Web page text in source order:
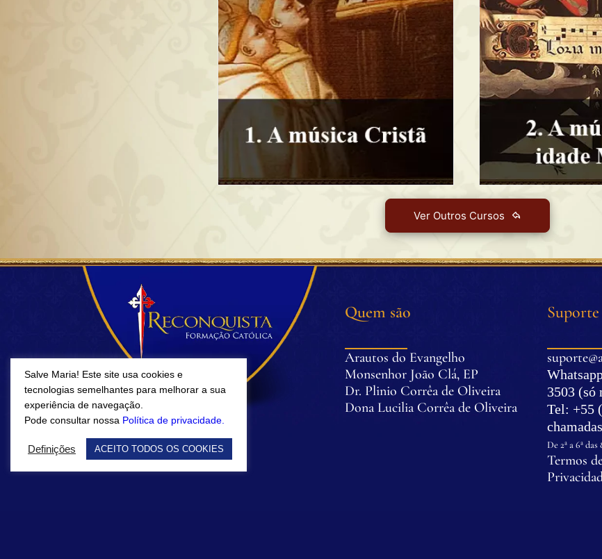
Ver Outros Cursos
Quem são
Arautos do Evangelho
Monsenhor João Clá, EP
Dr. Plinio Corrêa de Oliveira
Dona Lucilia Corrêa de Oliveira
Suporte
3503 (só
Tel: +55
De 2ª a 6ª
Termos
Salve Maria! Este site usa cookies e
tecnologias semelhantes para melhorar a sua
experiência de navegação.
Pode consultar nossa Política de privacidade.
Definições ACEITO TODOS OS COOKIES